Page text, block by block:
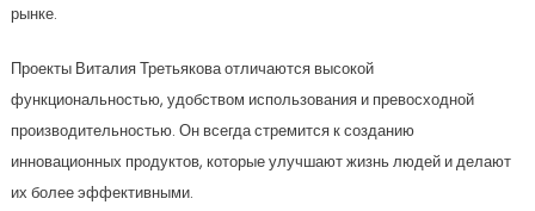
рынке.
Проекты Виталия Третьякова отличаются высокой
функциональностью, удобством использования и превосходной
производительностью. Он всегда стремится к созданию
инновационных продуктов, которые улучшают жизнь людей и делают
их более эффективными.